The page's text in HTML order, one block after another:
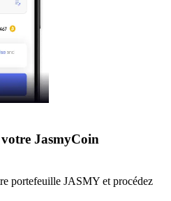
votre JasmyCoin
portefeuille JASMY et procédez